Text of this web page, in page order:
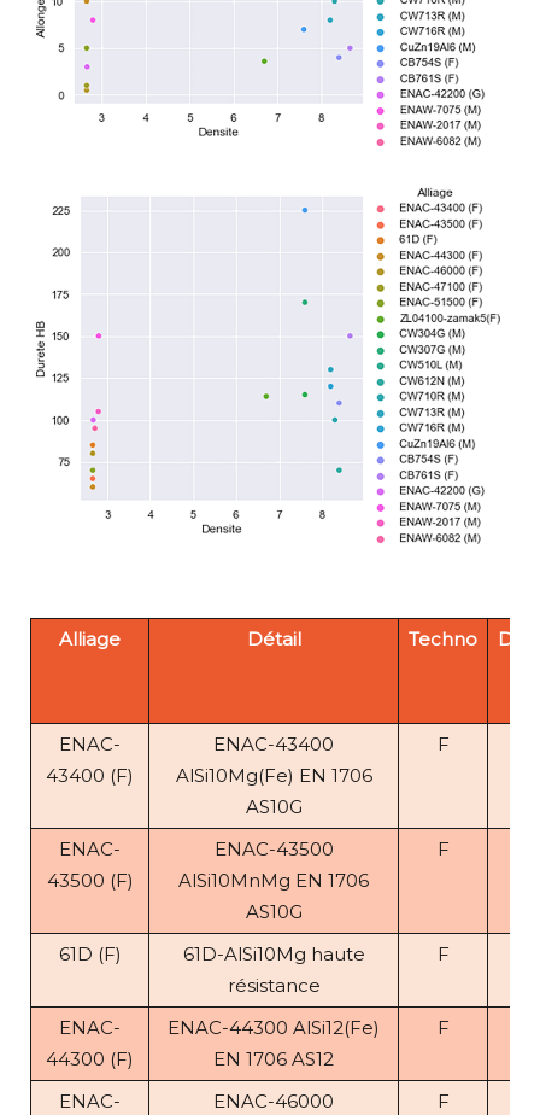
Alliage Détail Techno
ENAC-
43400 (F)
ENAC-43400
AlSi10Mg(Fe) EN 1706
AS10G
F
ENAC-
43500 (F)
ENAC-43500
AlSi10MnMg EN 1706
AS10G
F
61D (F)
61D-AlSi10Mg haute
résistance
F
ENAC-
44300 (F)
ENAC-44300 AlSi12(Fe)
EN 1706 AS12
F
ENAC-
ENAC-46000
F